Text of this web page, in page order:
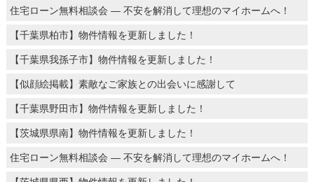
住宅ローン無料相談会 ― 不安を解消して理想のマイホームへ！
【千葉県柏市】物件情報を更新しました！
【千葉県我孫子市】物件情報を更新しました！
【似顔絵掲載】素敵なご家族との出会いに感謝して
【千葉県野田市】物件情報を更新しました！
【茨城県県南】物件情報を更新しました！
住宅ローン無料相談会 ― 不安を解消して理想のマイホームへ！